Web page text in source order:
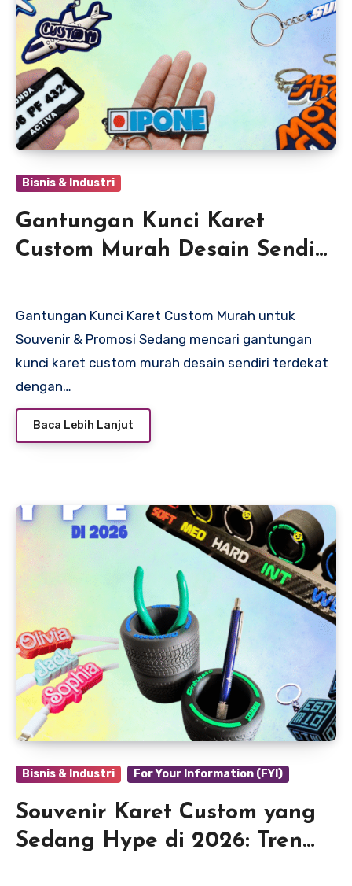
Bisnis & Industri
Gantungan Kunci Karet
Custom Murah Desain Sendiri
Gantungan Kunci Karet Custom Murah untuk
Souvenir & Promosi Sedang mencari gantungan
kunci karet custom murah desain sendiri terdekat
dengan…
Baca Lebih Lanjut
Bisnis & Industri For Your Information (FYI)
Souvenir Karet Custom yang
Sedang Hype di 2026: Tren